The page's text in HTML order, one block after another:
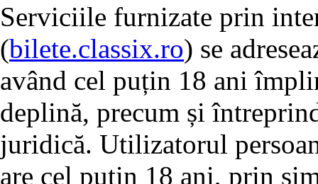
Serviciile furnizate prin
(bilete.classix.ro) se
având cel puțin 18 ani
deplină, precum și
juridică. Utilizatorul
are cel puțin 18 ani, prin